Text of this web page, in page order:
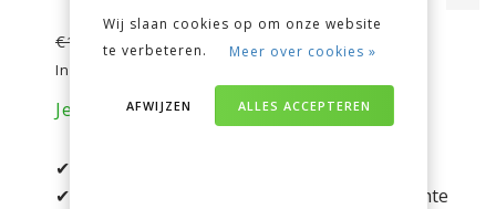
€129,95 €124,95
Incl. btw
Je bespaart nu 5 euro op je aankoop!
✔ Extra stevig (6)
✔ Vulling: Bovenvakken gevuld met zeer zachte
Wij slaan cookies op om onze website
te verbeteren.
Meer over cookies »
ALLES ACCEPTEREN
AFWIJZEN